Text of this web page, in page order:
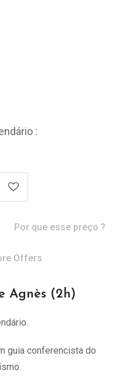
:
Por que esse preço ?
Offers
Agnès (2h)
guia conferencista do